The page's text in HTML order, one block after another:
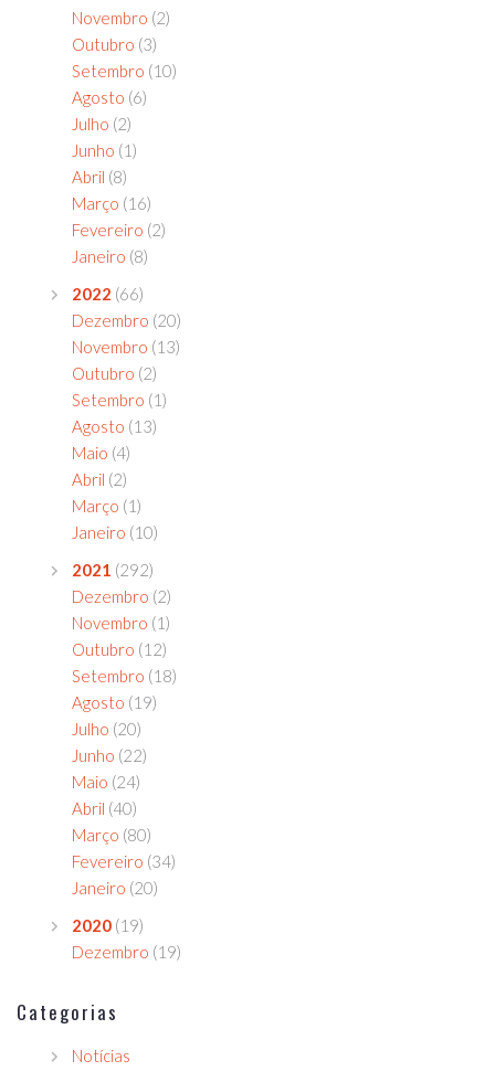
Novembro (2)
Outubro (3)
Setembro (10)
Agosto (6)
Julho (2)
Junho (1)
Abril (8)
Março (16)
Fevereiro (2)
Janeiro (8)
2022 (66)
Dezembro (20)
Novembro (13)
Outubro (2)
Setembro (1)
Agosto (13)
Maio (4)
Abril (2)
Março (1)
Janeiro (10)
2021 (292)
Dezembro (2)
Novembro (1)
Outubro (12)
Setembro (18)
Agosto (19)
Julho (20)
Junho (22)
Maio (24)
Abril (40)
Março (80)
Fevereiro (34)
Janeiro (20)
2020 (19)
Dezembro (19)
Categorias
Notícias